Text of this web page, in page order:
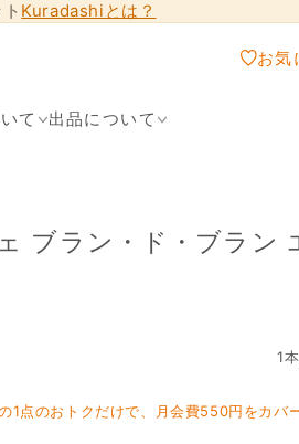
Kuradashiとは？
お気
て 出品について
ブラン・ド・ブラン
1
1点のおトクだけで、月会費550円をカバ